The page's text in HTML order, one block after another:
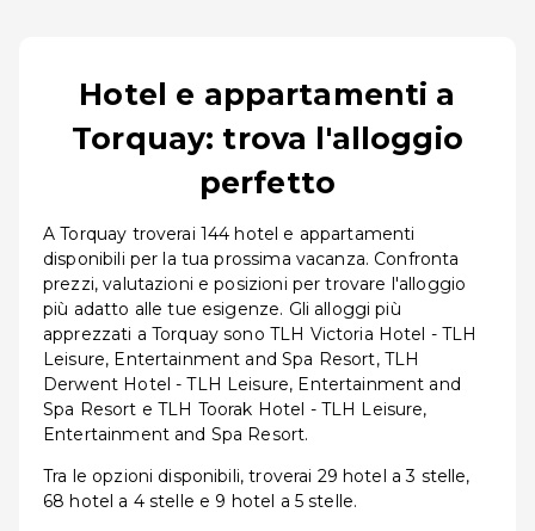
Hotel e appartamenti a
Torquay: trova l'alloggio
perfetto
A Torquay troverai 144 hotel e appartamenti
disponibili per la tua prossima vacanza. Confronta
prezzi, valutazioni e posizioni per trovare l'alloggio
più adatto alle tue esigenze. Gli alloggi più
apprezzati a Torquay sono TLH Victoria Hotel - TLH
Leisure, Entertainment and Spa Resort, TLH
Derwent Hotel - TLH Leisure, Entertainment and
Spa Resort e TLH Toorak Hotel - TLH Leisure,
Entertainment and Spa Resort.
Tra le opzioni disponibili, troverai 29 hotel a 3 stelle,
68 hotel a 4 stelle e 9 hotel a 5 stelle.